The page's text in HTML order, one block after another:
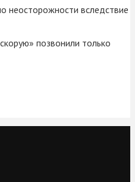
неосторожности вследствие
позвонили только